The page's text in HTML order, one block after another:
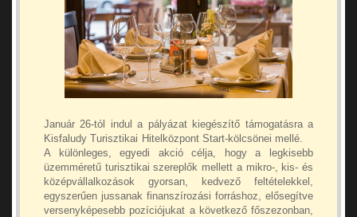
Január 26-tól indul a pályázat kiegészítő támogatásra a
Kisfaludy Turisztikai Hitelközpont Start-kölcsönei mellé.
A különleges, egyedi akció célja, hogy a legkisebb
üzemméretű turisztikai szereplők mellett a mikro-, kis- és
középvállalkozások gyorsan, kedvező feltételekkel,
egyszerűen jussanak finanszírozási forráshoz, elősegítve
versenyképesebb pozíciójukat a következő főszezonban,